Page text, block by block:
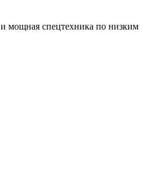
и мощная спецтехника по низким